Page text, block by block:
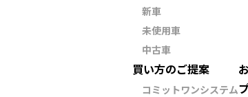
新車
未使用車
中古車
買い方のご提案
コミットワンシステム